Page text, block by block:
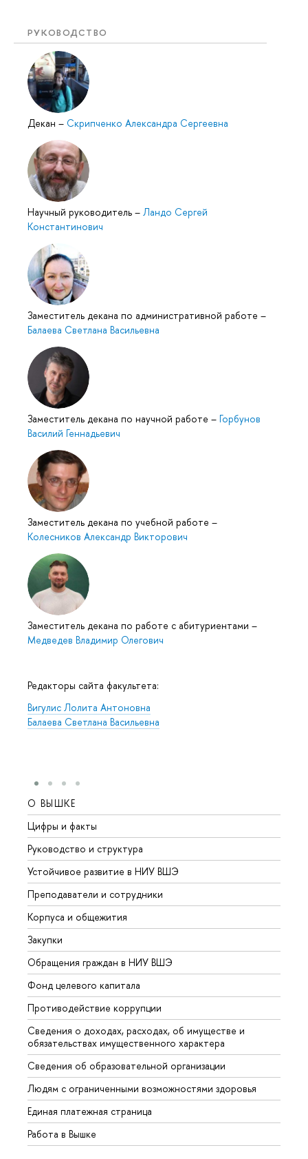
РУКОВОДСТВО
Декан – Скрипченко Александра Сергеевна
Научный руководитель – Ландо Сергей
Константинович
Заместитель декана по административной работе –
Балаева Светлана Васильевна
Заместитель декана по научной работе – Горбунов
Василий Геннадьевич
Заместитель декана по учебной работе –
Колесников Александр Викторович
Заместитель декана по работе с абитуриентами –
Медведев Владимир Олегович
Редакторы сайта факультета:
Вигулис Лолита Антоновна
Балаева Светлана Васильевна
О ВЫШКЕ
Цифры и факты
Руководство и структура
Устойчивое развитие в НИУ ВШЭ
Преподаватели и сотрудники
Корпуса и общежития
Закупки
Обращения граждан в НИУ ВШЭ
Фонд целевого капитала
Противодействие коррупции
Сведения о доходах, расходах, об имуществе и
обязательствах имущественного характера
Сведения об образовательной организации
Людям с ограниченными возможностями здоровья
Единая платежная страница
Работа в Вышке